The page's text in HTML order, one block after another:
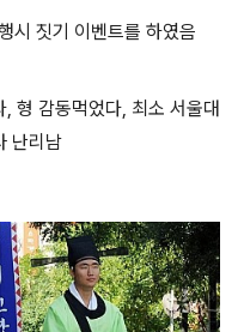
시 짓기 이벤트를 하였음
형 감동먹었다, 최소 서울대
난리남